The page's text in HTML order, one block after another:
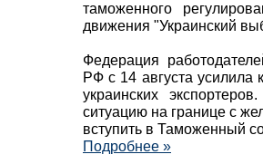
таможенного
движения "Украинский
Федерация
РФ с 14 августа усилила
украинских
ситуацию на границе с
вступить в Таможенный
Подробнее »